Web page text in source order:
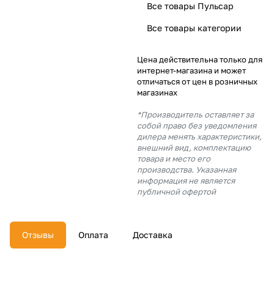
Все товары Пульсар
Все товары категории
Цена действительна только для
интернет-магазина и может
отличаться от цен в розничных
магазинах
*Производитель оставляет за
собой право без уведомления
дилера менять характеристики,
внешний вид, комплектацию
товара и место его
производства. Указанная
информация не является
публичной офертой
Отзывы Оплата Доставка
% будут
с вашей карты